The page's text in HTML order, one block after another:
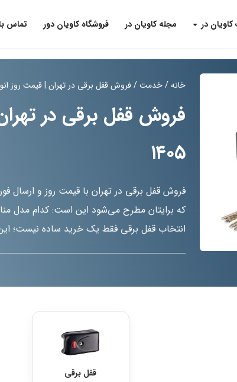
در مجله کاویان در فروشگاه کاویان دور تماس
خانه/خدمت/ فروش قفل برقی در تهران | قیمت روز انواع
فروش قفل برقی در
۱۴۰۵
فروش قفل برقی در تهران با قیمت روز و ارسال
که برایتان مطرح می‌شود این است: کدام مدل
انتخاب قفل برقی فقط یک خرید ساده نیست؛
قفل برقی